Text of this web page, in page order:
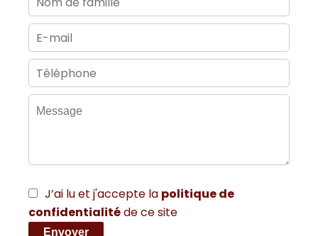
J’ai lu et j'accepte la politique de
confidentialitéde ce site
Envoyer